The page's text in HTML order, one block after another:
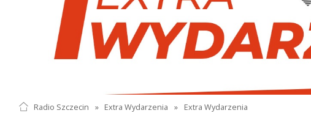
Radio Szczecin » Extra Wydarzenia » Extra Wydarzenia